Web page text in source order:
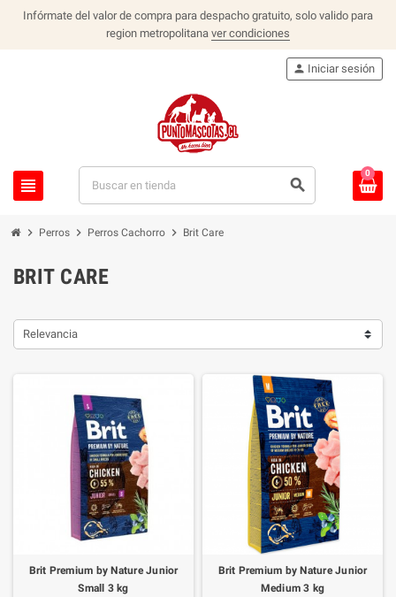
Infórmate del valor de compra para despacho gratuito, solo valido para
region metropolitana ver condiciones
view_headline search
person Iniciar sesión
0
chevron_right Perros chevron_right Perros Cachorro chevron_right Brit Care
BRIT CARE
Relevancia
Brit Premium by Nature Junior
Small 3 kg
Brit Premium by Nature Junior
Medium 3 kg